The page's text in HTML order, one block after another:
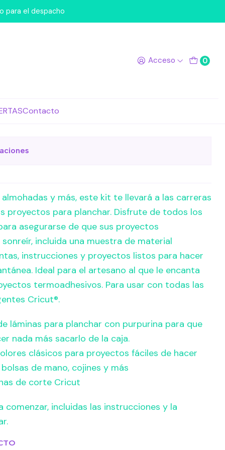
Acceso 0
Contacto
para el despacho
Kit de Inicio
favoritos
y más, este kit te llevará a las carreras
proyectos para planchar. Disfrute de todos los
asegurarse de que sus proyectos
incluida una muestra de material
instrucciones y proyectos listos para hacer
Ideal para el artesano al que le encanta
termoadhesivos. Para usar con todas las
Cricut®.
láminas para planchar con purpurina para que
nada más sacarlo de la caja.
clásicos para proyectos fáciles de hacer
de mano, cojines y más
de corte Cricut
comenzar, incluidas las instrucciones y la